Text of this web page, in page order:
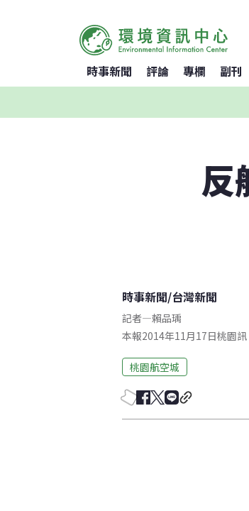
時事新聞 評論 專欄 副刊
反
時事新聞/台灣新聞
記者—賴品瑀
本報2014年11月17日桃園訊
桃園航空城